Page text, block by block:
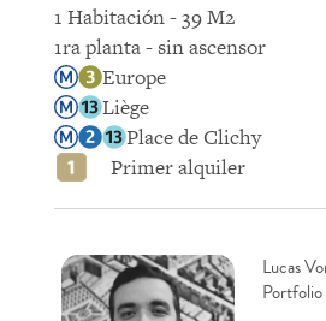
1 Habitación - 39 M2
1ra planta - sin ascensor
Europe
Liège
Place de Clichy
Primer alquiler
Lucas